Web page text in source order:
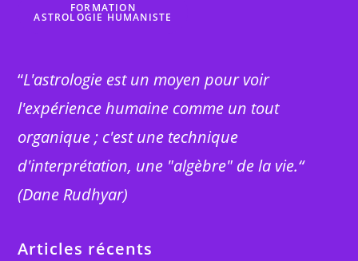
FORMATION
ASTROLOGIE HUMANISTE
“L'astrologie est un moyen pour voir
l'expérience humaine comme un tout
organique ; c'est une technique
d'interprétation, une "algèbre" de la vie.“
(Dane Rudhyar)
Articles récents